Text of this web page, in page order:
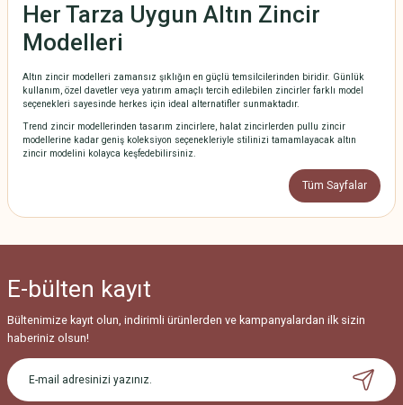
Her Tarza Uygun Altın Zincir
Modelleri
Altın zincir modelleri zamansız şıklığın en güçlü temsilcilerinden biridir. Günlük
kullanım, özel davetler veya yatırım amaçlı tercih edilebilen zincirler farklı model
seçenekleri sayesinde herkes için ideal alternatifler sunmaktadır.
Trend zincir modellerinden tasarım zincirlere, halat zincirlerden pullu zincir
modellerine kadar geniş koleksiyon seçenekleriyle stilinizi tamamlayacak altın
zincir modelini kolayca keşfedebilirsiniz.
Tüm Sayfalar
E-bülten kayıt
Bültenimize kayıt olun, indirimli ürünlerden ve kampanyalardan ilk sizin
haberiniz olsun!